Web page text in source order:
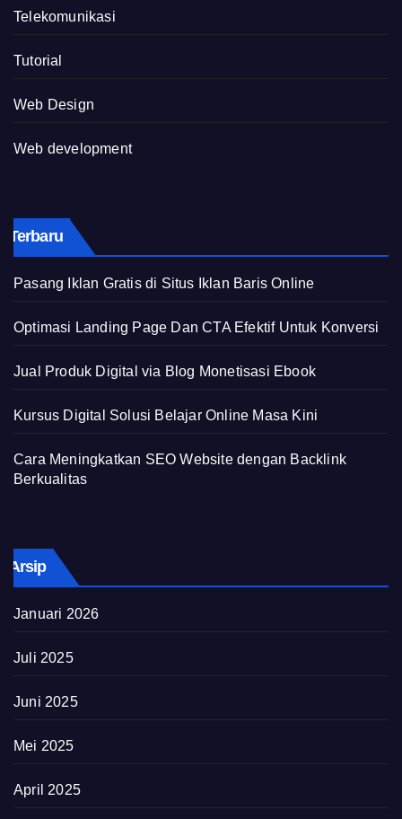
Telekomunikasi
Tutorial
Web Design
Web development
Terbaru
Pasang Iklan Gratis di Situs Iklan Baris Online
Optimasi Landing Page Dan CTA Efektif Untuk Konversi
Jual Produk Digital via Blog Monetisasi Ebook
Kursus Digital Solusi Belajar Online Masa Kini
Cara Meningkatkan SEO Website dengan Backlink
Berkualitas
Arsip
Januari 2026
Juli 2025
Juni 2025
Mei 2025
April 2025